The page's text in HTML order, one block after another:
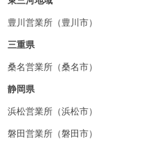
豊川営業所（豊川市）
三重県
桑名営業所（桑名市）
静岡県
浜松営業所（浜松市）
磐田営業所（磐田市）